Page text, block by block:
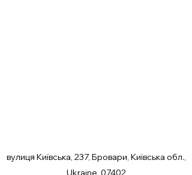
вулиця Київська, 237, Бровари, Київська обл.,
Ukraine, 07402